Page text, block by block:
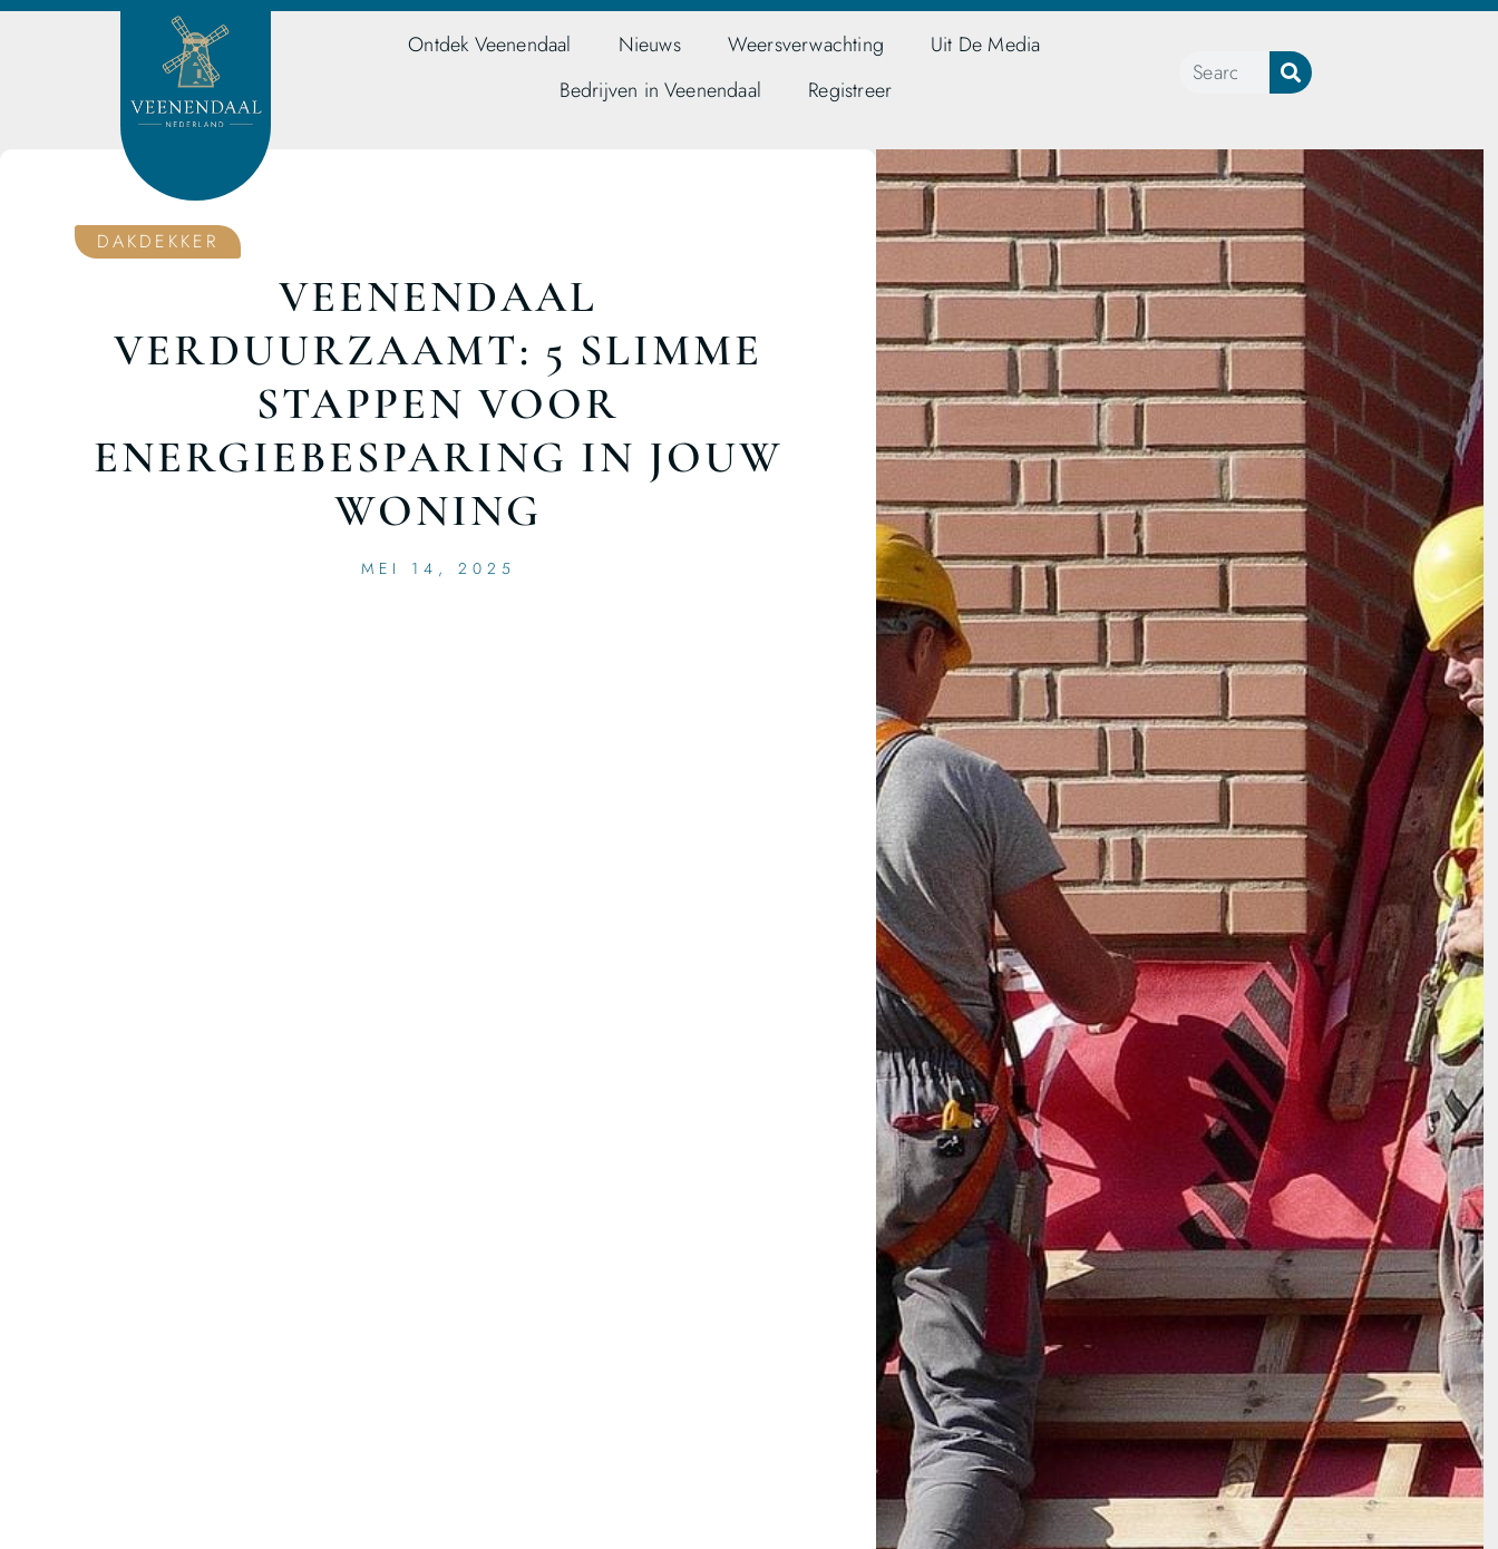
Ontdek Veenendaal Nieuws Weersverwachting
Uit De Media
Bedrijven in Veenendaal
Registreer
DAKDEKKER
VEENENDAAL
VERDUURZAAMT: 5 SLIMME
STAPPEN VOOR
ENERGIEBESPARING IN JOUW
WONING
MEI 14, 2025